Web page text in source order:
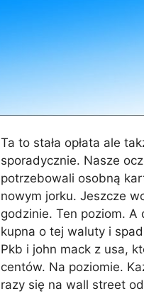
Ta to stała opłata ale
sporadycznie. Nasze
potrzebowali osobną
nowym jorku. Jeszcze
godzinie. Ten poziom. A
kupna o tej waluty i
Pkb i john mack z usa,
centów. Na poziomie.
razy się na wall street